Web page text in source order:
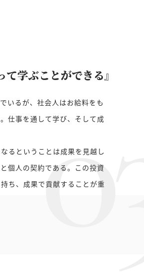
て学ぶことができる』
いるが、社会人はお給料をも
仕事を通して学び、そして成
るということは成果を見越し
個人の契約である。この投資
ち、成果で貢献することが重
03